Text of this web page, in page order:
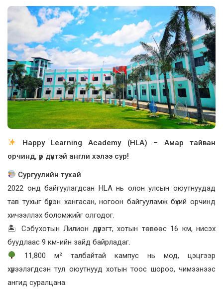
Happy Learning Academy (HLA) – Амар тайван
орчинд, үр дүнтэй англи хэлээ сур!
Сургуулийн тухай
2022 онд байгуулагдсан HLA нь олон улсын оюутнуудад
тав тухыг бүрэн хангасан, ногоон байгууламж бүхий орчинд
хичээллэх боломжийг олгодог.
🏝 Сэбү хотын Лилион дүүрэгт, хотын төвөөс 16 км, нисэх
буудлаас 9 км-ийн зайд байрладаг.
11,800 м² талбайтай кампус нь мод, цэцгээр
хүрээлэгдсэн тул оюутнууд хотын тоос шороо, чимээнээс
ангид суралцана.